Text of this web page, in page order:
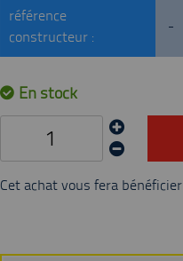
référence
constructeur :
-
En stock
Cet achat vous fera